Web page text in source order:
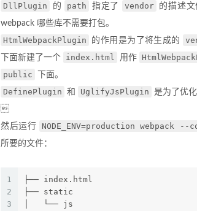
DllPlugin 的 path 指定了 vendor 的描述文
webpack 哪些库不需要打包。
HtmlWebpackPlugin 的作用是为了将生成的
下面新建了一个 index.html 用作
public 下面。
DefinePlugin 和 UglifyJsPlugin 是为了优

然后运行
NODE_ENV=production
所要的文件：
1
2
3
├── index.html
├── static
│   └── js